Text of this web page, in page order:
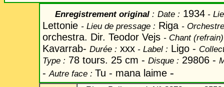
Enregistrement original : Date : 1934 -
Lettonie - Lieu de pressage : Riga -
orchestra. Dir. Teodor Vejs - Chant
Kavarrab- Durée : xxx - Label : Ligo -
Type : 78 tours. 25 cm - Disque : 29806 -
- Autre face : Tu - mana laime -